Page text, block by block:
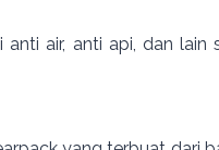
air, anti api, dan